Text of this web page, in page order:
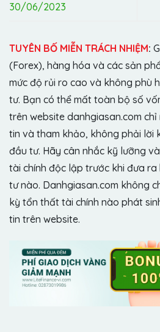
30/06/2023
TUYÊN BỐ MIỄN TRÁCH NHIỆM:
(Forex), hàng hóa và các sản
mức độ rủi ro cao và không phù
tư. Bạn có thể mất toàn bộ số
trên website danhgiasan.com
tin và tham khảo, không phải lời
đầu tư. Hãy cân nhắc kỹ lưỡng
tài chính độc lập trước khi đưa
tư nào. Danhgiasan.com không
kỳ tổn thất tài chính nào phát
tin trên website.